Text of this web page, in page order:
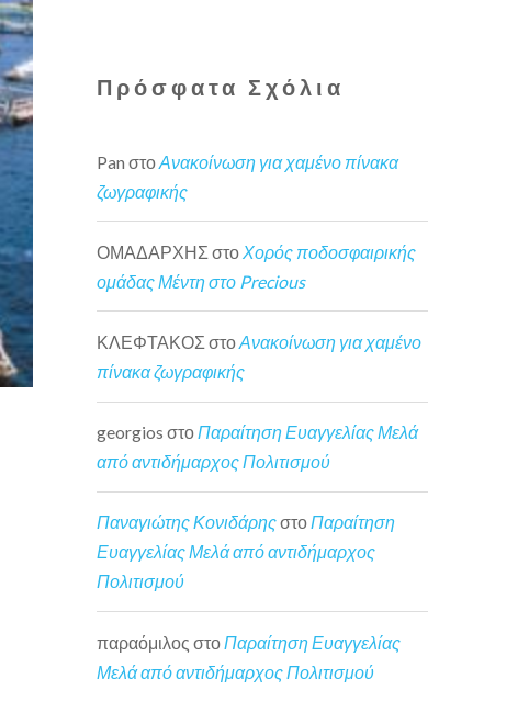
Πρόσφατα Σχόλια
Pan στοΑνακοίνωση για χαμένο πίνακα
ζωγραφικής
ΟΜΑΔΑΡΧΗΣ στο Χορός ποδοσφαιρικής
ομάδας Μέντη στο Precious
ΚΛΕΦΤΑΚΟΣ στοΑνακοίνωση για χαμένο
πίνακα ζωγραφικής
georgios στοΠαραίτηση Ευαγγελίας Μελά
από αντιδήμαρχος Πολιτισμού
Παναγιώτης ΚονιδάρηςστοΠαραίτηση
Ευαγγελίας Μελά από αντιδήμαρχος
Πολιτισμού
παραόμιλος στο Παραίτηση Ευαγγελίας
Μελά από αντιδήμαρχος Πολιτισμού